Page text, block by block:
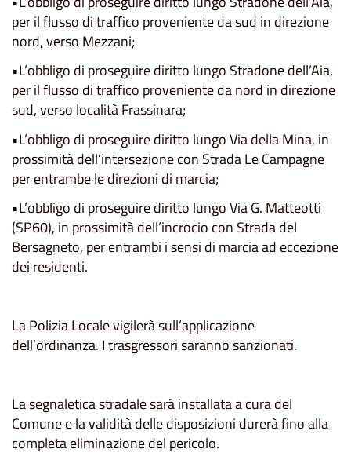
per il flusso di traffico proveniente da sud in direzione
nord, verso Mezzani;
•L’obbligo di proseguire diritto lungo Stradone dell’Aia,
per il flusso di traffico proveniente da nord in direzione
sud, verso località Frassinara;
•L’obbligo di proseguire diritto lungo Via della Mina, in
prossimità dell’intersezione con Strada Le Campagne
per entrambe le direzioni di marcia;
•L’obbligo di proseguire diritto lungo Via G. Matteotti
(SP60), in prossimità dell’incrocio con Strada del
Bersagneto, per entrambi i sensi di marcia ad eccezione
dei residenti.
La Polizia Locale vigilerà sull’applicazione
dell’ordinanza. I trasgressori saranno sanzionati.
La segnaletica stradale sarà installata a cura del
Comune e la validità delle disposizioni durerà fino alla
completa eliminazione del pericolo.